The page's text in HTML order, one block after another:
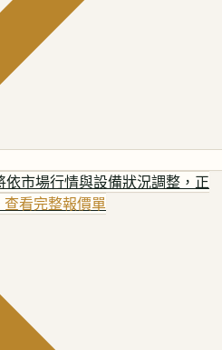
依市場行情與設備狀況調整，正
查看完整報價單